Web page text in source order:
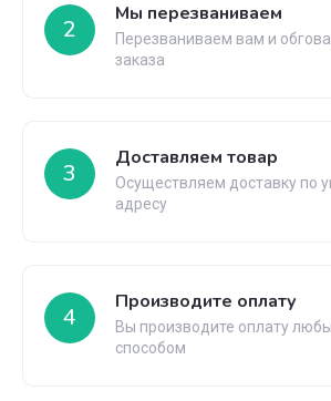
2
Мы перезваниваем
Перезваниваем вам и
заказа
3
Доставляем товар
Осуществляем доставку по
адресу
4
Производите оплату
Вы производите оплату
способом